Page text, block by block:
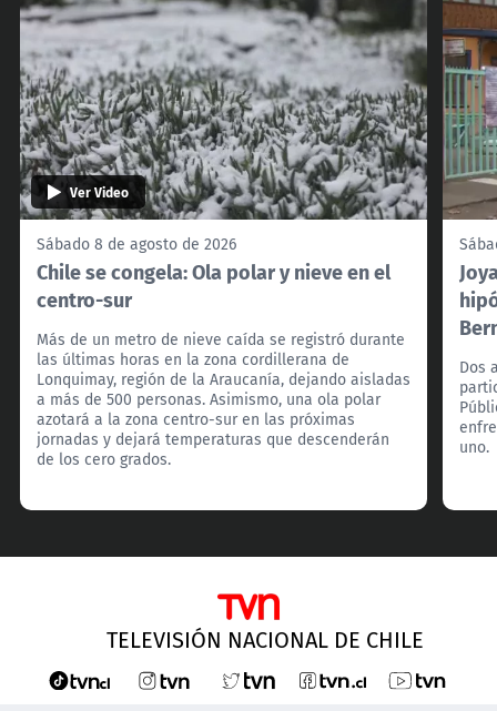
Ver Video
Sábado 8 de agosto de 2026
Chile se congela: Ola polar y nieve en el
centro-sur
Más de un metro de nieve caída se registró durante
las últimas horas en la zona cordillerana de
Lonquimay, región de la Araucanía, dejando aisladas
a más de 500 personas. Asimismo, una ola polar
azotará a la zona centro-sur en las próximas
jornadas y dejará temperaturas que descenderán
de los cero grados.
Dos
uno.
TELEVISIÓN NACIONAL DE CHILE